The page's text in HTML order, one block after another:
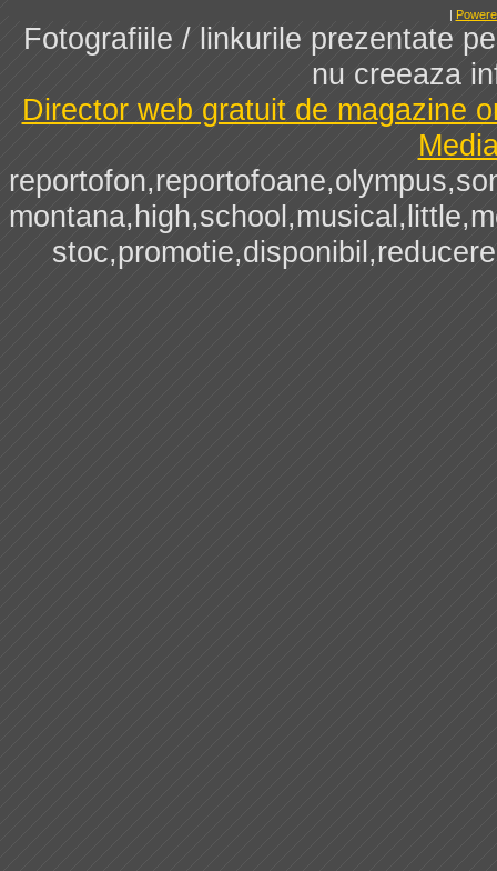
|
Fotografiile / linkurile prezentate
nu creeaza
Director web gratuit de magazine